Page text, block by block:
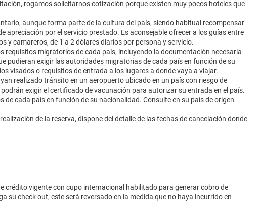
rogamos solicitarnos cotización porque existen muy pocos hoteles que
aunque forma parte de la cultura del país, siendo habitual recompensar
apreciación por el servicio prestado. Es aconsejable ofrecer a los guías entre
y camareros, de 1 a 2 dólares diarios por persona y servicio.
requisitos migratorios de cada país, incluyendo la documentación necesaria
pudieran exigir las autoridades migratorias de cada país en función de su
visados o requisitos de entrada a los lugares a donde vaya a viajar.
realizado tránsito en un aeropuerto ubicado en un país con riesgo de
exigir el certificado de vacunación para autorizar su entrada en el país.
cada país en función de su nacionalidad. Consulte en su país de origen
de la reserva, dispone del detalle de las fechas de cancelación donde
crédito vigente con cupo internacional habilitado para generar cobro de
su check out, este será reversado en la medida que no haya incurrido en